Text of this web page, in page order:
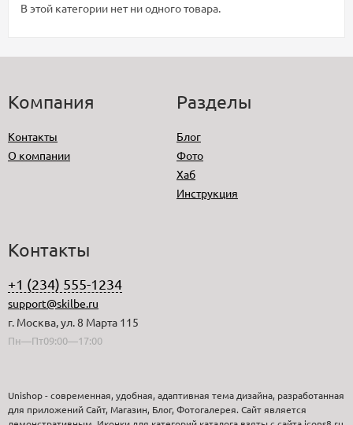
В этой категории нет ни одного товара.
Компания
Контакты
О компании
Разделы
Блог
Фото
Хаб
Инструкция
Контакты
+1 (234) 555-1234
support@skilbe.ru
г. Москва, ул. 8 Марта 115
Пн—Пт09:00—17:00
Unishop - современная, удобная, адаптивная тема дизайна, разработанная
для приложений Сайт, Магазин, Блог, Фотогалерея. Сайт является